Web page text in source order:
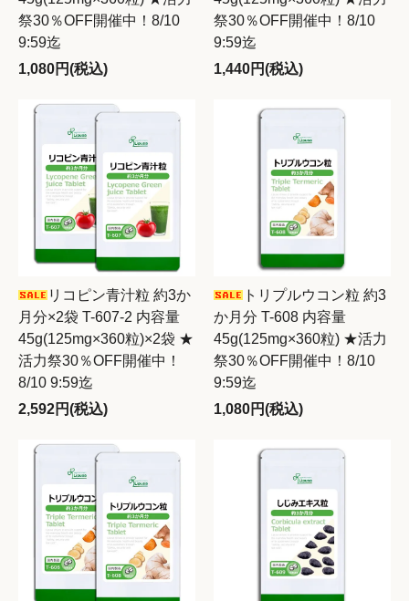
祭30％OFF開催中！8/10
9:59迄
1,080円(税込)
祭30％OFF開催中！8/10
9:59迄
1,440円(税込)
リコピン青汁粒 約3か
月分×2袋 T-607-2 内容量
45g(125mg×360粒)×2袋 ★
活力祭30％OFF開催中！
8/10 9:59迄
2,592円(税込)
トリプルウコン粒 約3
か月分 T-608 内容量
45g(125mg×360粒) ★活力
祭30％OFF開催中！8/10
9:59迄
1,080円(税込)